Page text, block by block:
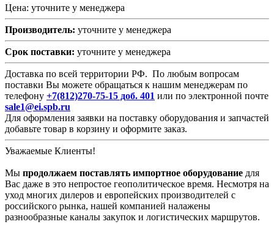
Цена: уточните у менеджера
Производитель: уточните у менеджера
Срок поставки: уточните у менеджера
Доставка по всей территории РФ. По любым вопросам
поставки Вы можете обращаться к нашим менеджерам по
телефону +7(812)270-75-15 доб. 401 или по электронной почте
sale1@ei.spb.ru
Для оформления заявки на поставку оборудования и запчастей
добавьте товар в корзину и оформите заказ.
Уважаемые Клиенты!
Мы продолжаем поставлять импортное оборудование для
Вас даже в это непростое геополитическое время. Несмотря на
уход многих дилеров и европейских производителей с
российского рынка, нашей компанией налажены
разнообразные каналы закупок и логистических маршрутов.